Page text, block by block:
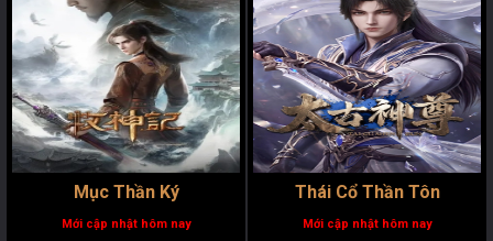
Mục Thần Ký
Mới cập nhật hôm nay
Thái Cổ Thần Tôn
Mới cập nhật hôm nay
(Lv.17 - 34% / Luyện Khí Kỳ Đỉnh Phong)